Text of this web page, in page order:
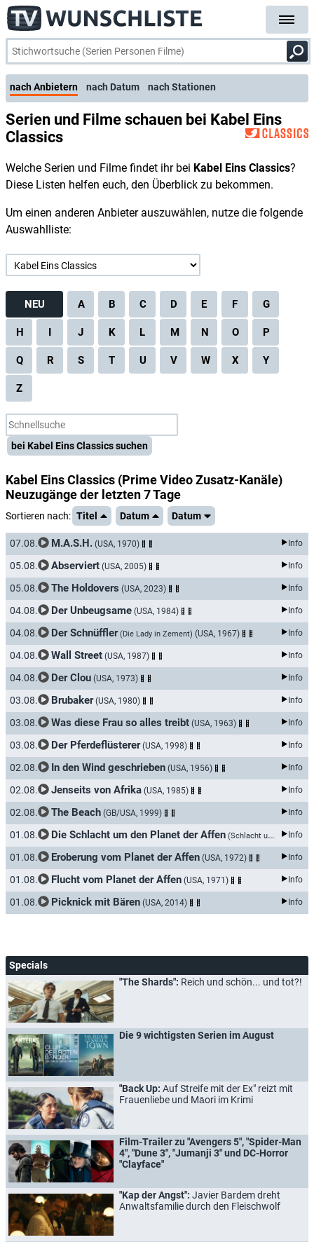
nach Anbietern nach Datum nach Stationen
Serien und Filme schauen bei Kabel Eins
Classics
Welche Serien und Filme findet ihr bei Kabel Eins Classics?
Diese Listen helfen euch, den Überblick zu bekommen.
Um einen anderen Anbieter auszuwählen, nutze die folgende
Auswahlliste:
NEU A B C D E F G
H I J K L M N O P
Q R S T U V W X Y
Z
bei Kabel Eins Classics suchen
Kabel Eins Classics (Prime Video Zusatz-Kanäle)
Neuzugänge der letzten 7 Tage
Sortieren nach: Titel Datum Datum
07.08. M.A.S.H. (USA, 1970) Info
05.08. Abserviert (USA, 2005) Info
05.08. The Holdovers (USA, 2023) Info
04.08. Der Unbeugsame (USA, 1984) Info
04.08. Der Schnüffler (Die Lady in Zement) (USA, 1967) Info
04.08. Wall Street (USA, 1987) Info
04.08. Der Clou (USA, 1973) Info
03.08. Brubaker (USA, 1980) Info
03.08. Was diese Frau so alles treibt (USA, 1963) Info
03.08. Der Pferdeflüsterer (USA, 1998) Info
02.08. In den Wind geschrieben (USA, 1956) Info
02.08. Jenseits von Afrika (USA, 1985) Info
02.08. The Beach (GB/USA, 1999) Info
01.08. Die Schlacht um den Planet der Affen (Schlacht um den Planet der Affen) Info
01.08. Eroberung vom Planet der Affen (USA, 1972) Info
01.08. Flucht vom Planet der Affen (USA, 1971) Info
01.08. Picknick mit Bären (USA, 2014) Info
Specials
"The Shards": Reich und schön... und tot?!
Die 9 wichtigsten Serien im August
"Back Up: Auf Streife mit der Ex" reizt mit
Frauenliebe und Māori im Krimi
Film-Trailer zu "Avengers 5", "Spider-Man
4", "Dune 3", "Jumanji 3" und DC-Horror
"Clayface"
"Kap der Angst": Javier Bardem dreht
Anwaltsfamilie durch den Fleischwolf